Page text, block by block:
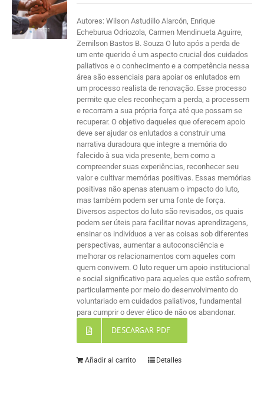
Autores: Wilson Astudillo Alarcón, Enrique
Echeburua Odriozola, Carmen Mendinueta Aguirre,
Zemilson Bastos B. Souza O luto após a perda de
um ente querido é um aspecto crucial dos cuidados
paliativos e o conhecimento e a competência nessa
área são essenciais para apoiar os enlutados em
um processo realista de renovação. Esse processo
permite que eles reconheçam a perda, a processem
e recorram a sua própria força até que possam se
recuperar. O objetivo daqueles que oferecem apoio
deve ser ajudar os enlutados a construir uma
narrativa duradoura que integre a memória do
falecido à sua vida presente, bem como a
compreender suas experiências, reconhecer seu
valor e cultivar memórias positivas. Essas memórias
positivas não apenas atenuam o impacto do luto,
mas também podem ser uma fonte de força.
Diversos aspectos do luto são revisados, os quais
podem ser úteis para facilitar novas aprendizagens,
ensinar os indivíduos a ver as coisas sob diferentes
perspectivas, aumentar a autoconsciência e
melhorar os relacionamentos com aqueles com
quem convivem. O luto requer um apoio institucional
e social significativo para aqueles que estão sofrem,
particularmente por meio do desenvolvimento do
voluntariado em cuidados paliativos, fundamental
para cumprir o dever ético de não os abandonar.
DESCARGAR PDF
Añadir al carrito Detalles